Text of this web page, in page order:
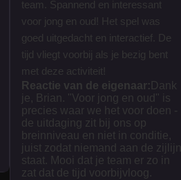
team. Spannend en interessant
voor jong en oud! Het spel was
goed uitgedacht en interactief. De
tijd vliegt voorbij als je bezig bent
met deze activiteit!
Reactie van de eigenaar: Dank
je, Brian. "Voor jong en oud" is
precies waar we het voor doen -
de uitdaging zit bij ons op
breinniveau en niet in conditie,
juist zodat niemand aan de zijlijn
staat. Mooi dat je team er zo in
zat dat de tijd voorbijvloog.